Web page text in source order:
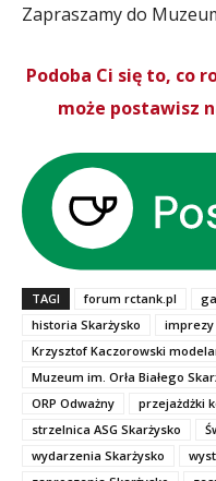
Zapraszamy do
Podoba Ci się to, co
może postawisz
TAGI forum rctank.pl
historia Skarżysko
imprezy
Krzysztof Kaczorowski
Muzeum im. Orła Białego
ORP Odważny
przejażdżki
strzelnica ASG Skarżysko
wydarzenia Skarżysko